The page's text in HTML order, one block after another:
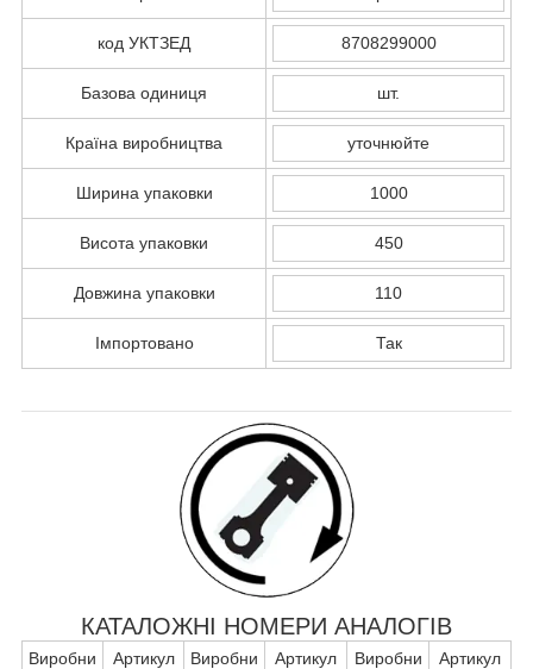
код УКТЗЕД 8708299000
Базова одиниця шт.
Країна виробництва уточнюйте
Ширина упаковки 1000
Висота упаковки 450
Довжина упаковки 110
Імпортовано Так
КАТАЛОЖНІ НОМЕРИ АНАЛОГІВ
Виробни
Артикул
Виробни
Артикул
Виробни
Артикул